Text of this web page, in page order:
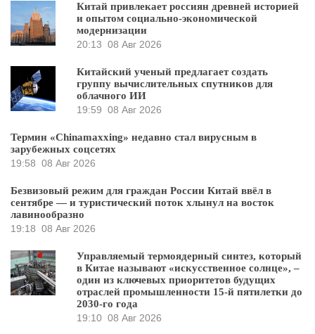
Китай привлекает россиян древней историей
и опытом социально-экономической
модернизации
20:13 08 Авг 2026
Китайский ученый предлагает создать
группу вычислительных спутников для
облачного ИИ
19:59 08 Авг 2026
Термин «Chinamaxxing» недавно стал вирусным в
зарубежных соцсетях
19:58 08 Авг 2026
Безвизовый режим для граждан России Китай ввёл в
сентябре — и туристический поток хлынул на восток
лавинообразно
19:18 08 Авг 2026
Управляемый термоядерный синтез, который
в Китае называют «искусственное солнце», –
один из ключевых приоритетов будущих
отраслей промышленности 15-й пятилетки до
2030-го года
19:10 08 Авг 2026